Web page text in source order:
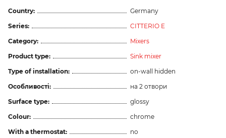
Country:
Germany
Series:
CITTERIO E
Category:
Mixers
Product type:
Sink mixer
Type of installation:
on-wall hidden
Особливості:
на 2 отвори
Surface type:
glossy
Colour:
chrome
With a thermostat:
no